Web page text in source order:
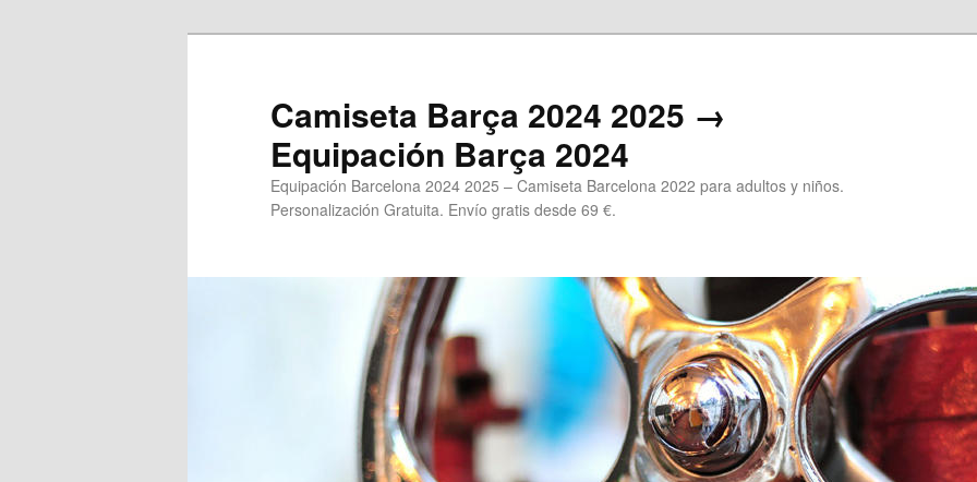
Camiseta Barça 2024 2025 →
Equipación Barça 2024
Equipación Barcelona 2024 2025 – Camiseta Barcelona 2022 para adultos y niños.
Personalización Gratuita. Envío gratis desde 69 €.